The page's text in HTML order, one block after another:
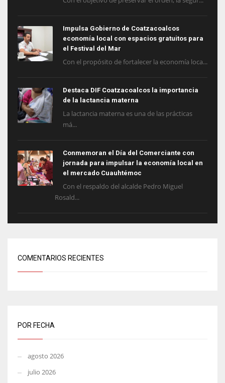
Impulsa Gobierno de Coatzacoalcos
economía local con espacios gratuitos para
el Festival del Mar
Con el propósito de fortalecer la economía loca...
Destaca DIF Coatzacoalcos la importancia
de la lactancia materna
La lactancia materna es una de las prácticas
má...
Conmemoran el Día del Comerciante con
jornada para impulsar la economía local en
el mercado Cuauhtémoc
Con el respaldo del alcalde Pedro Miguel
Rosald...
COMENTARIOS RECIENTES
POR FECHA
agosto 2026
julio 2026